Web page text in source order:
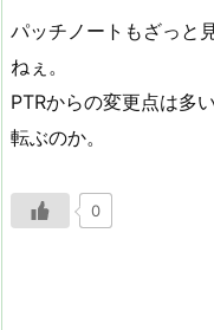
パッチノートもざっと
ねぇ。
PTRからの変更点は多
転ぶのか。
0